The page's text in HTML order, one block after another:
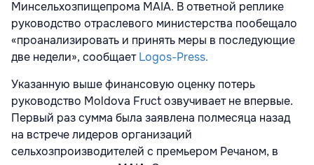
Минсельхозпищепрома MAIA. В ответной реплике
руководство отраслевого министерства пообещало
«проанализировать и принять меры в последующие
две недели», сообщаетLogos-Press.
Указанную выше финансовую оценку потерь
руководство Moldova Fruct озвучивает не впервые.
Первый раз сумма была заявлена полмесяца назад
на встрече лидеров организаций
сельхозпроизводителей с премьером Речаном, в